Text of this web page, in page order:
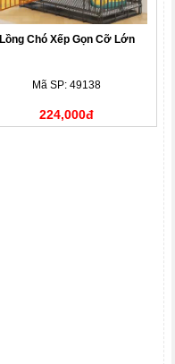
Lồng Chó Xếp Gọn Cỡ Lớn
Mã SP: 49138
224,000đ